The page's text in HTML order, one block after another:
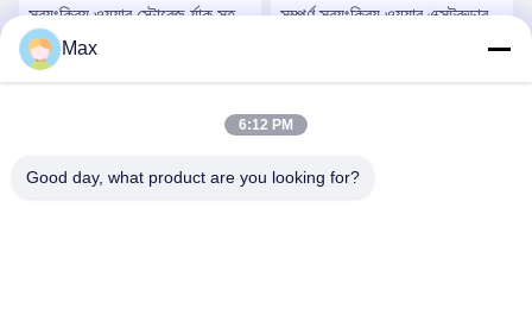
স্বয়ংক্রিয় ওয়্যার স্টোরেজ র্যাক সহ
80mm PFA ওয়্যার ক্যাবল
এক্সট্রুশন মেশিন
সম্পূর্ণ স্বয়ংক্রিয় ওয়্যার এক্সট্রুডার
Max
6:12 PM
Good day, what product are you looking for?